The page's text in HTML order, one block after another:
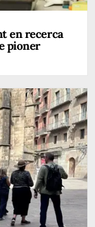
en recerca
pioner